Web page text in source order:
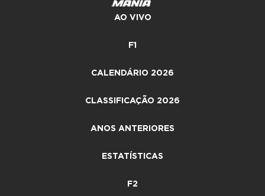
AO VIVO
F1
CALENDÁRIO 2026
CLASSIFICAÇÃO 2026
ANOS ANTERIORES
ESTATÍSTICAS
F2